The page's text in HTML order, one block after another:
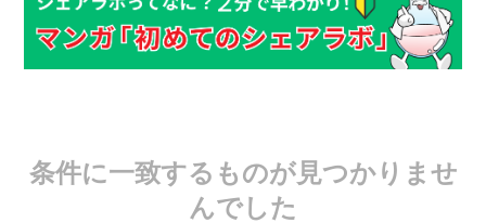
条件に一致するものが見つかりませ
んでした